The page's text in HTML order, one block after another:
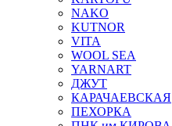
NAKO
KUTNOR
VITA
WOOL SEA
YARNART
ДЖУТ
КАРАЧАЕВСКАЯ
ПЕХОРКА